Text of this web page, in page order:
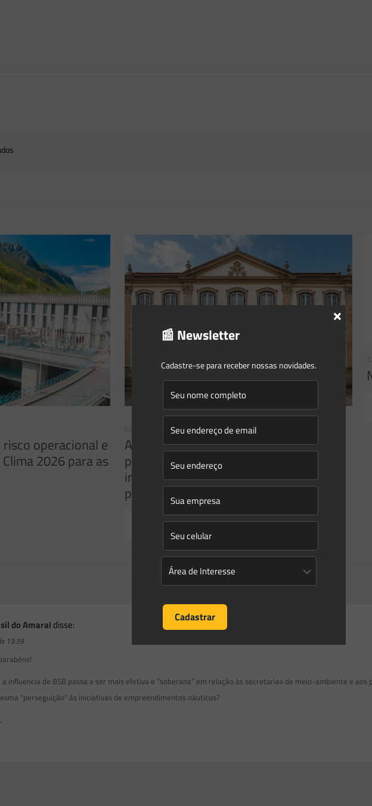
operacional e
2026 para as
A inclusão de imóvel em inventário de
patrimônio cultural não basta para
impor restrições ao direito de
propriedade:
Read more
do Amaral disse:
13:39
a influencia de BSB passa a ser mais efetiva e “soberana” em relação às secretarias de meio-ambiente e aos
“perseguição” às iniciativas de empreendimentos náuticos?
📰 Newsletter
Cadastre-se para receber nossas novidades.
×